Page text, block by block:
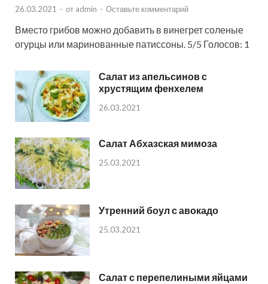
26.03.2021 - от admin - Оставьте комментарий
Вместо грибов можно добавить в винегрет соленые
огурцы или маринованные патиссоны. 5/5 Голосов: 1
Салат из апельсинов с
хрустящим фенхелем
26.03.2021
Салат Абхазская мимоза
25.03.2021
Утренний боул с авокадо
25.03.2021
Салат с перепелиными яйцами